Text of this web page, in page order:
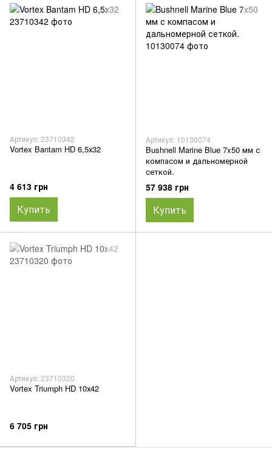
Артикул: 23710342
Vortex Bantam HD 6,5х32
4 613 грн
Купить
Артикул: 10130074
Bushnell Marine Blue 7x50 мм с
компасом и дальномерной
сеткой.
57 938 грн
Купить
Артикул: 23710320
Vortex Triumph HD 10х42
6 705 грн